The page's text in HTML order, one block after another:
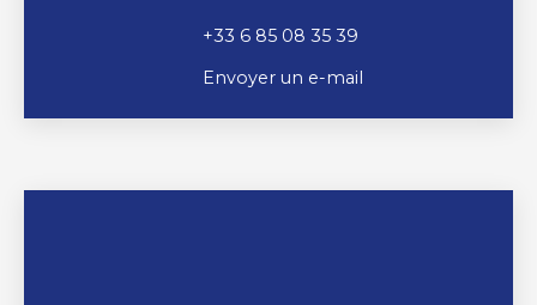
+33 6 85 08 35 39
Envoyer un e-mail